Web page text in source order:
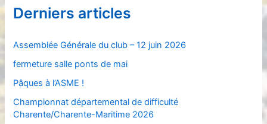
r
e
r
Derniers articles
Assemblée Générale du club – 12 juin 2026
fermeture salle ponts de mai
Pâques à l’ASME !
Championnat départemental de difficulté
Charente/Charente-Maritime 2026